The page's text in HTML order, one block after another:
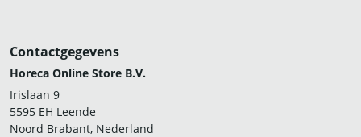
Contactgegevens
Horeca Online Store B.V.
Irislaan 9
5595 EH Leende
Noord Brabant, Nederland